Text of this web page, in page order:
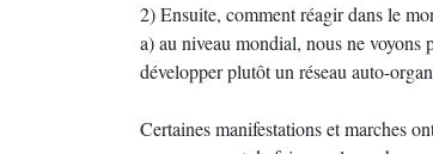
2) Ensuite, comment réagir dans le
a) au niveau mondial, nous ne voyons
développer plutôt un réseau auto-
Certaines manifestations et marches